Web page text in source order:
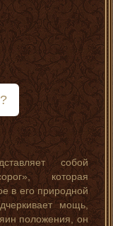
собой
которая
в его природной
мощь,
положения, он